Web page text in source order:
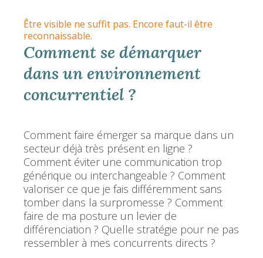
Être visible ne suffit pas. Encore faut-il être
reconnaissable.
Comment se démarquer
dans un environnement
concurrentiel ?
Comment faire émerger sa marque dans un
secteur déjà très présent en ligne ?
Comment éviter une communication trop
générique ou interchangeable ? Comment
valoriser ce que je fais différemment sans
tomber dans la surpromesse ? Comment
faire de ma posture un levier de
différenciation ? Quelle stratégie pour ne pas
ressembler à mes concurrents directs ?